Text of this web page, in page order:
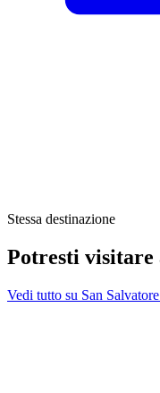
Stessa destinazione
Potresti visitare
Vedi tutto su San